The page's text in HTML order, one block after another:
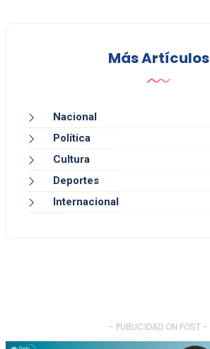
Más Artículos
Nacional
Política
Cultura
Deportes
Internacional
- PUBLICIDAD ON POST -